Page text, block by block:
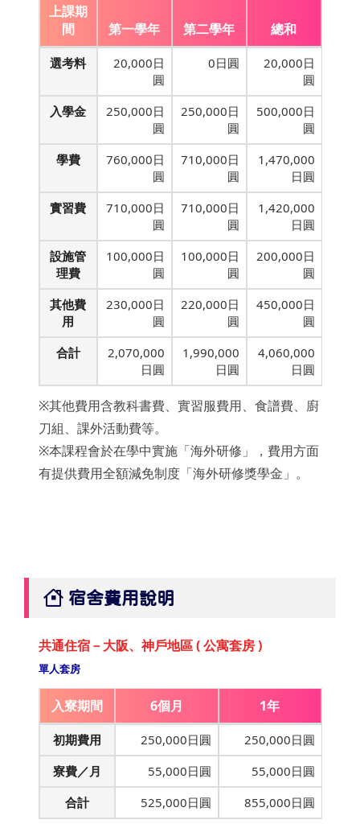
上課期
間
第一學年 第二學年 總和
選考料
20,000日
圓
0日圓
20,000日
圓
入學金
250,000日
圓
250,000日
圓
500,000日
圓
學費
760,000日
圓
710,000日
圓
1,470,000
日圓
實習費
710,000日
圓
710,000日
圓
1,420,000
日圓
設施管
理費
100,000日
圓
100,000日
圓
200,000日
圓
其他費
用
230,000日
圓
220,000日
圓
450,000日
圓
合計
2,070,000
日圓
1,990,000
日圓
4,060,000
日圓
※其他費用含教科書費、實習服費用、食譜費、廚
刀組、課外活動費等。
※本課程會於在學中實施「海外研修」，費用方面
有提供費用全額減免制度「海外研修獎學金」。
宿舍費用說明
共通住宿－大阪、神戶地區 ( 公寓套房 )
單人套房
入寮期間 6個月 1年
初期費用 250,000日圓
250,000日圓
寮費／月
55,000日圓
55,000日圓
合計
525,000日圓 855,000日圓